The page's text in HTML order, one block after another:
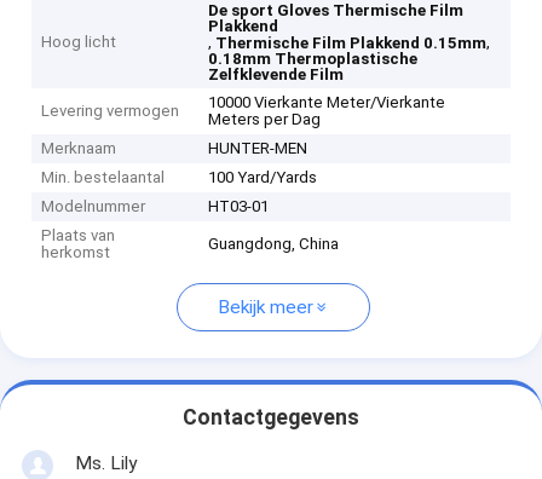
Hoog licht
De sport Gloves Thermische Film
Plakkend
, Thermische Film Plakkend 0.15mm,
0.18mm Thermoplastische
Zelfklevende Film
Levering vermogen
10000 Vierkante Meter/Vierkante
Meters per Dag
Merknaam
HUNTER-MEN
Min. bestelaantal
100 Yard/Yards
Modelnummer
HT03-01
Plaats van
herkomst
Guangdong, China
Bekijk meer
Contactgegevens
Ms. Lily